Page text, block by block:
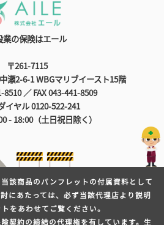
業の保険はエール
〒261-7115
瀬2-6-1 WBGマリブイースト15階
8510 ／ FAX 043-441-8509
イヤル 0120-522-241
- 18:00（土日祝日除く）
該商品のパンフレットの付属資料として
にあたっては、必ず当該代理店より説明
をあわせてご覧ください。
契約の締結の代理権を有しています。生